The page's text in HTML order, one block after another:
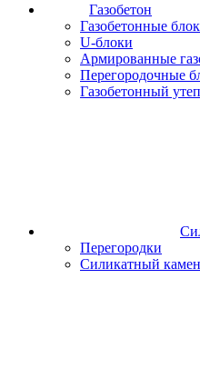
Газобетон
Газобетонные
U-блоки
Армированные
Перегородочные
Газобетонный
Перегородки
Силикатный